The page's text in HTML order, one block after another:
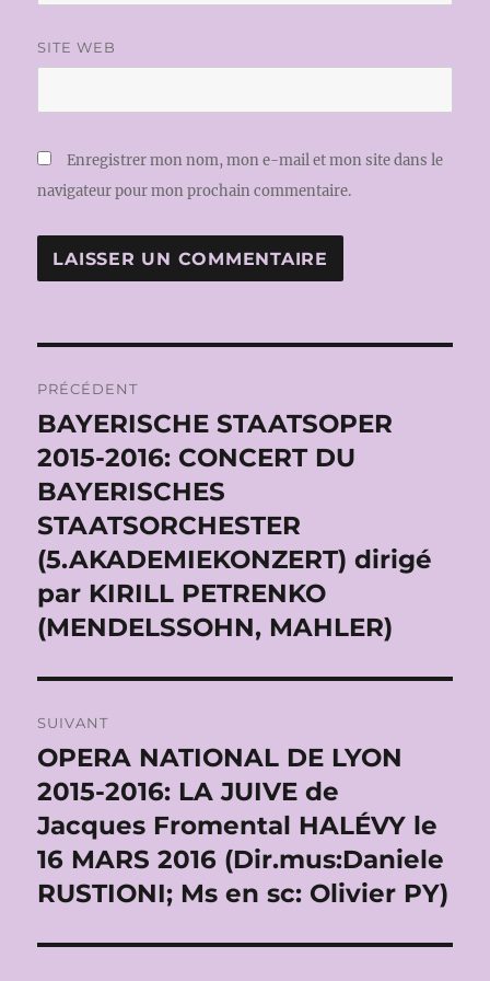
SITE WEB
Enregistrer mon nom, mon e-mail et mon site dans le
navigateur pour mon prochain commentaire.
de
l’article
PRÉCÉDENT
Publication
précédente :
BAYERISCHE STAATSOPER
2015-2016: CONCERT DU
BAYERISCHES
STAATSORCHESTER
(5.AKADEMIEKONZERT) dirigé
par KIRILL PETRENKO
(MENDELSSOHN, MAHLER)
SUIVANT
Publication
suivante :
OPERA NATIONAL DE LYON
2015-2016: LA JUIVE de
Jacques Fromental HALÉVY le
16 MARS 2016 (Dir.mus:Daniele
RUSTIONI; Ms en sc: Olivier PY)